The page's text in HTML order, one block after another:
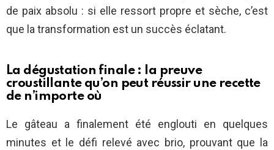
de paix absolu : si elle ressort propre et sèche, c’est
que la transformation est un succès éclatant.
La dégustation finale : la preuve
croustillante qu’on peut réussir une recette
de n’importe où
Le gâteau a finalement été englouti en quelques
minutes et le défi relevé avec brio, prouvant que la